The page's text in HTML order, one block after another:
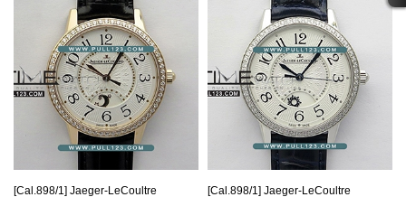
[Cal.898/1] Jaeger-LeCoultre
[Cal.898/1] Jaeger-LeCoultre